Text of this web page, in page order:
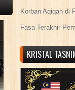
Korban Aqiqah di
Fasa Terakhir
KRISTAL